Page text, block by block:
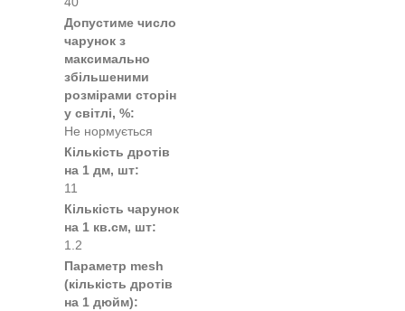
Допустиме число
чарунок з
максимально
збільшеними
розмірами сторін
у світлі, %:
Не нормується
Кількість дротів
на 1 дм, шт:
11
Кількість чарунок
на 1 кв.см, шт:
1.2
Параметр mesh
(кількість дротів
на 1 дюйм):